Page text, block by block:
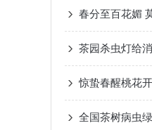
春分至百花媚
惊蛰春醒桃花